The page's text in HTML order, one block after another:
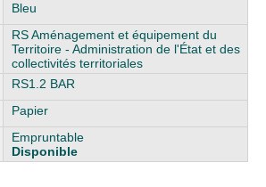
Bleu
RS Aménagement et équipement du
Territoire - Administration de l'État et des
collectivités territoriales
RS1.2 BAR
Papier
Empruntable
Disponible